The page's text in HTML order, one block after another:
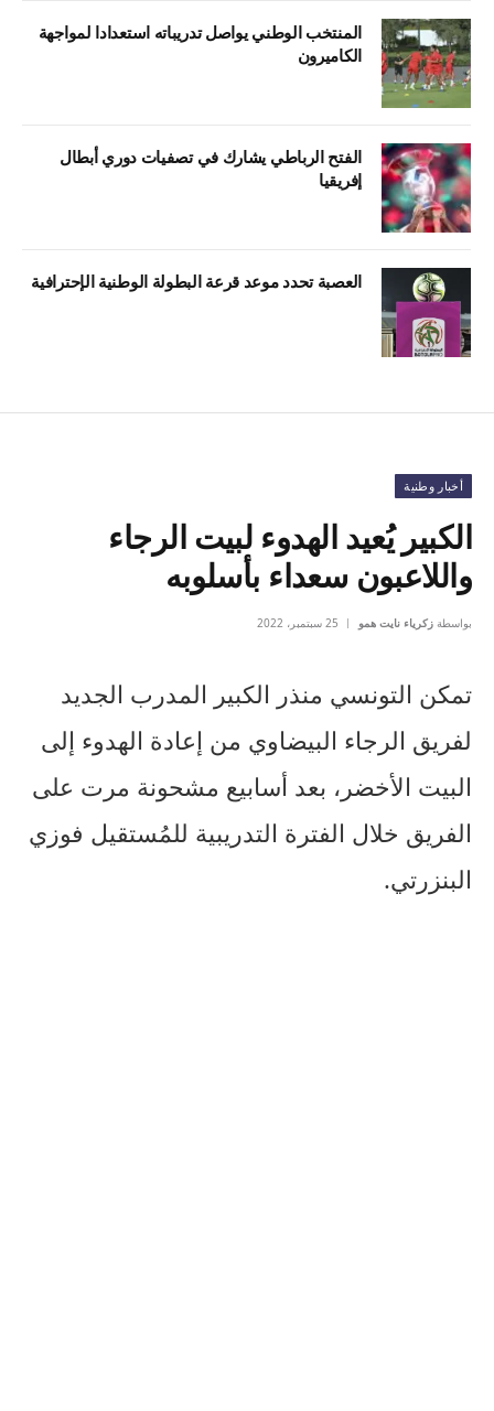
المنتخب الوطني يواصل تدريباته استعدادا لمواجهة
الكاميرون
الفتح الرباطي يشارك في تصفيات دوري أبطال
إفريقيا
العصبة تحدد موعد قرعة البطولة الوطنية الإحترافية
أخبار وطنية
الكبير يُعيد الهدوء لبيت الرجاء
واللاعبون سعداء بأسلوبه
بواسطة زكرياء نايت همو 25 سبتمبر، 2022
تمكن التونسي منذر الكبير المدرب الجديد
لفريق الرجاء البيضاوي من إعادة الهدوء إلى
البيت الأخضر، بعد أسابيع مشحونة مرت على
الفريق خلال الفترة التدريبية للمُستقيل فوزي
البنزرتي.